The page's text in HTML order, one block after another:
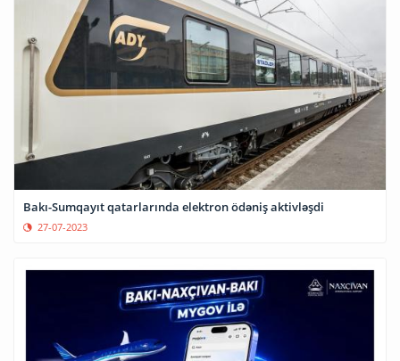
Bakı-Sumqayıt qatarlarında elektron ödəniş aktivləşdi
27-07-2023